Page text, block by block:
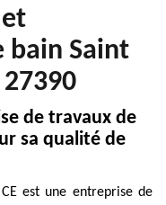
bain Saint
de travaux de
sa qualité de
est une entreprise de